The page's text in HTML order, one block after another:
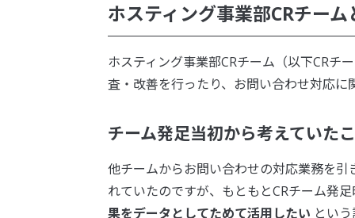
ホスティング事業部CRチーム
ホスティング事業部CRチーム（以下CRチ
査・改善を行ったり、お問い合わせ対応に
チーム発足当初から考えていた
他チームからお問い合わせの対応業務を
れていたのですが、もともとCRチーム発
果をデータとしてためて活用したい とい